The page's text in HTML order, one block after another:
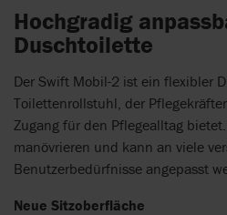
Hochgradig
Duschtoilette
Der Swift Mobil-2 ist ein flexibler
Toilettenrollstuhl, der
Zugang für den Pflegealltag
manövrieren und kann an viele
Benutzerbedürfnisse angepasst
Neue Sitzoberfläche